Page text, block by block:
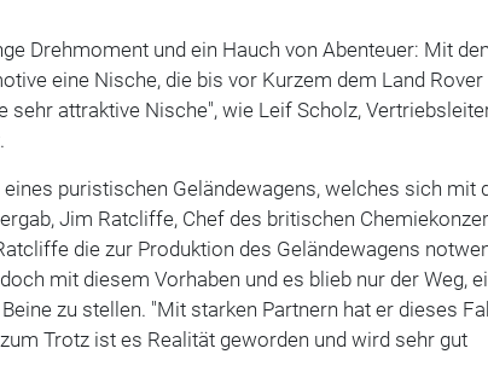
Drehmoment und ein Hauch von Abenteuer: Mit
eine Nische, die bis vor Kurzem dem Land Rover
sehr attraktive Nische", wie Leif Scholz,
puristischen Geländewagens, welches sich mit
Jim Ratcliffe, Chef des britischen
die zur Produktion des Geländewagens
mit diesem Vorhaben und es blieb nur der Weg,
zu stellen. "Mit starken Partnern hat er dieses
Trotz ist es Realität geworden und wird sehr gut